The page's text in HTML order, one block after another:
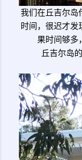
我们在丘吉尔岛
时间，很迟才
果时间够多
丘吉尔岛